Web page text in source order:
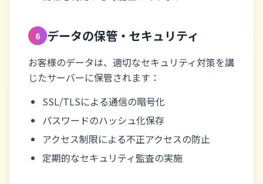
6 データの保管・セキュリティ
お客様のデータは、適切なセキュリティ対策を講
じたサーバーに保管されます：
SSL/TLSによる通信の暗号化
パスワードのハッシュ化保存
アクセス制限による不正アクセスの防止
定期的なセキュリティ監査の実施